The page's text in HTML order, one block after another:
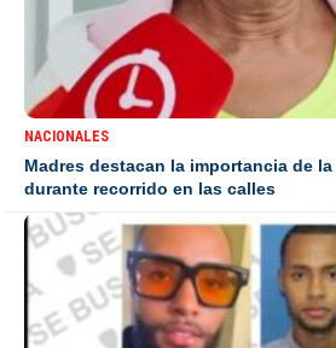
NACIONALES
Madres destacan la importancia de
durante recorrido en las calles